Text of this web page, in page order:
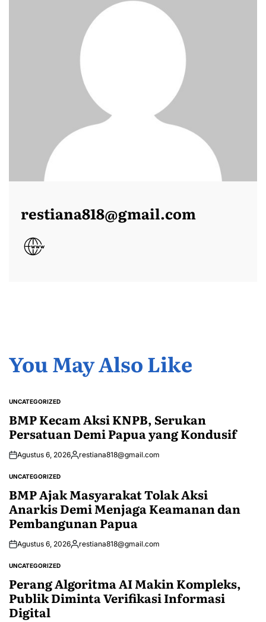
restiana818@gmail.com
You May Also Like
POSTED
UNCATEGORIZED
BMP Kecam Aksi KNPB, Serukan
Persatuan Demi Papua yang Kondusif
Agustus 6, 2026Posted
restiana818@gmail.com
POSTED
UNCATEGORIZED
BMP Ajak Masyarakat Tolak Aksi
Anarkis Demi Menjaga Keamanan dan
Pembangunan Papua
Agustus 6, 2026Posted
restiana818@gmail.com
POSTED
UNCATEGORIZED
Perang Algoritma AI Makin Kompleks,
Publik Diminta Verifikasi Informasi
Digital